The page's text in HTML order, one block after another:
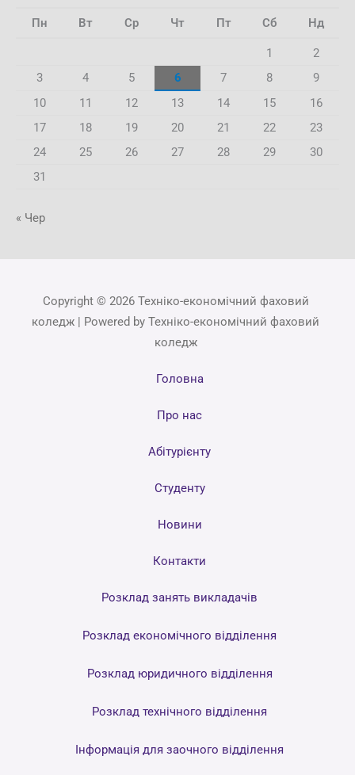
Пн Вт Ср Чт Пт Сб Нд
1
2
3
4 5 6 7 8
9
10
11 12 13 14 15
16
17
18 19 20 21 22
23
24
25 26 27 28 29
30
31
« Чер
Copyright © 2026 Техніко-економічний фаховий
коледж | Powered by Техніко-економічний фаховий
коледж
Головна
Про нас
Абітурієнту
Студенту
Новини
Контакти
Розклад занять викладачів
Розклад економічного відділення
Розклад юридичного відділення
Розклад технічного відділення
Інформація для заочного відділення